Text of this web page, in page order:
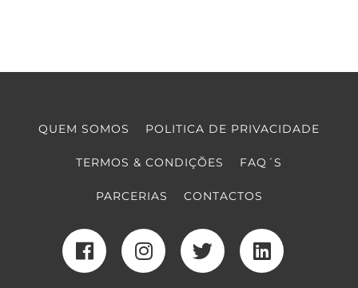
QUEM SOMOS POLITICA DE PRIVACIDADE
TERMOS & CONDIÇÕES FAQ´S
PARCERIAS CONTACTOS